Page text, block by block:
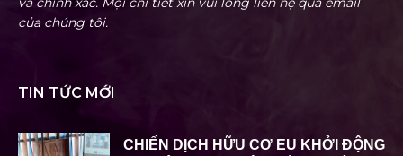
của chúng tôi.
TIN TỨC MỚI
CHIẾN DỊCH HỮU CƠ EU KHỞI ĐỘNG